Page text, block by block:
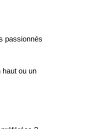
passionnés
haut ou un